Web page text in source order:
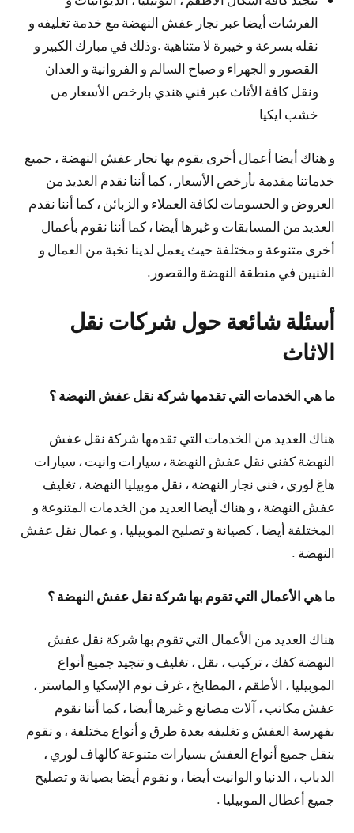
الفرشات أيضا عبر نجار عفش النهضة مع خدمة تغليفه و
نقله بسرعة و خيبرة لا متناهية .وذلك في مبارك الكبير و
القصور و الجهراء و صباح السالم و الفروانية و العدان
ونقل كافة الأثاث عبر فني هندي بارخص الأسعار من
خشب ايكيا
و هناك أيضا أعمال أخرى يقوم بها نجار عفش النهضة ، جميع
خدماتنا مقدمة بأرخص الأسعار ، كما أننا نقدم العديد من
العروض و الحسومات لكافة العملاء و الزبائن ، كما أننا نقدم
العديد من المسابقات و غيرها أيضا ، كما أننا نقوم بأعمال
أخرى متنوعة و مختلفة حيث يعمل لدينا نخبة من العمال و
الفنيين في منطقة النهضة والقصور.
أسئلة شائعة حول شركات نقل
الاثاث
ما هي الخدمات التي تقدمها شركة نقل عفش النهضة ؟
هناك العديد من الخدمات التي تقدمها شركة نقل عفش
النهضة كفني نقل عفش النهضة ، سيارات وانيت ، سيارات
هاغ لوري ، فني نجار النهضة ، نقل موبيليا النهضة ، تغليف
عفش النهضة ، و هناك أيضا العديد من الخدمات المتنوعة و
المختلفة أيضا ، كصيانة و تصليح الموبيليا ، و عمال نقل عفش
النهضة .
ما هي الأعمال التي تقوم بها شركة نقل عفش النهضة ؟
هناك العديد من الأعمال التي تقوم بها شركة نقل عفش
النهضة كفك ، تركيب ، نقل ، تغليف و تنجيد جميع أنواع
الموبيليا ، الأطقم ، المطابخ ، غرف نوم الإسكيا و الماستر ،
عفش مكاتب ، آلات مصانع و غيرها أيضا ، كما أننا نقوم
بفهرسة العفش و تغليفه بعدة طرق و أنواع مختلفة ، و نقوم
بنقل جميع أنواع العفش بسيارات متنوعة كالهاف لوري ،
الدباب ، الدنيا و الوانيت أيضا ، و نقوم أيضا بصيانة و تصليح
جميع أعطال الموبيليا .